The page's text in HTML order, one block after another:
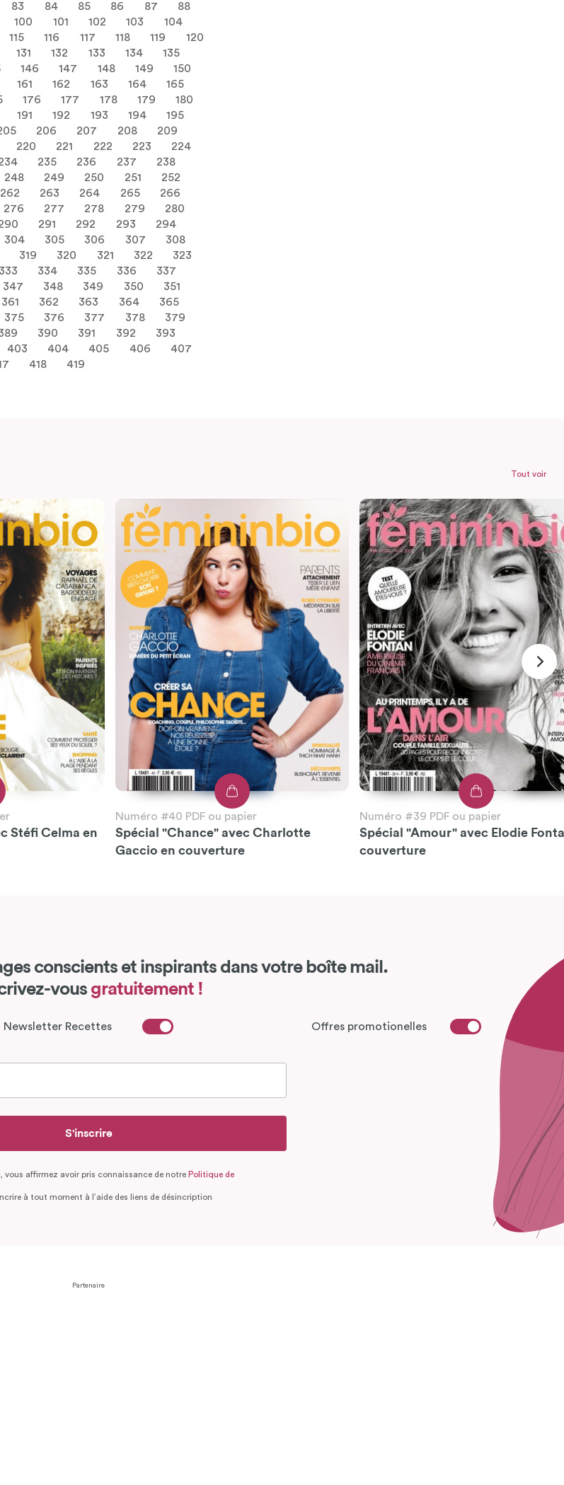
83 84 85 86 87
88
100 101 102 103
104
115 116 117 118 119
120
131 132 133 134
135
146 147 148 149
150
161 162 163 164
165
176 177 178 179
180
191 192 193 194
195
206 207 208
209
220 221 222 223
224
235 236 237
238
248 249 250 251
252
262 263 264 265
266
276 277 278 279
280
291 292 293
294
304 305 306 307
308
319 320 321 322
323
333 334 335 336
337
347 348 349 350
351
361 362 363 364
365
375 376 377 378
379
390 391 392
393
403 404 405 406
407
418 419
Stéfi Celma en
Numéro #40 PDF ou papier
Spécial "Chance" avec Charlotte
Gaccio en couverture
Numéro #39 PDF ou papier
Spécial "Amour" avec Elodie
couverture
Tout voir
conscients et inspirants dans votre boîte mail.
vous gratuitement !
Newsletter Recettes Offres promotionelles
S'inscrire
vous affirmez avoir pris connaissance de notre Politique de
à tout moment à l’aide des liens de désincription
Partenaire